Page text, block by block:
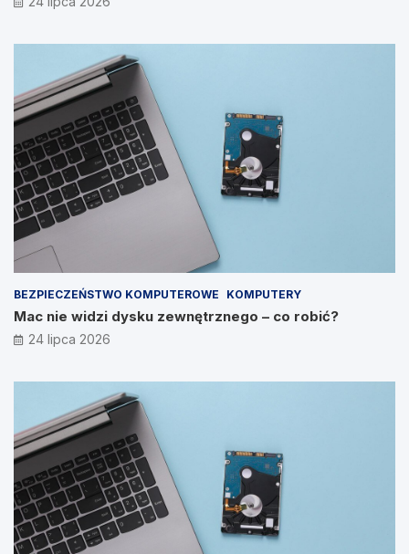
BEZPIECZEŃSTWO KOMPUTEROWE KOMPUTERY
Mac nie widzi dysku zewnętrznego – co robić?
24 lipca 2026